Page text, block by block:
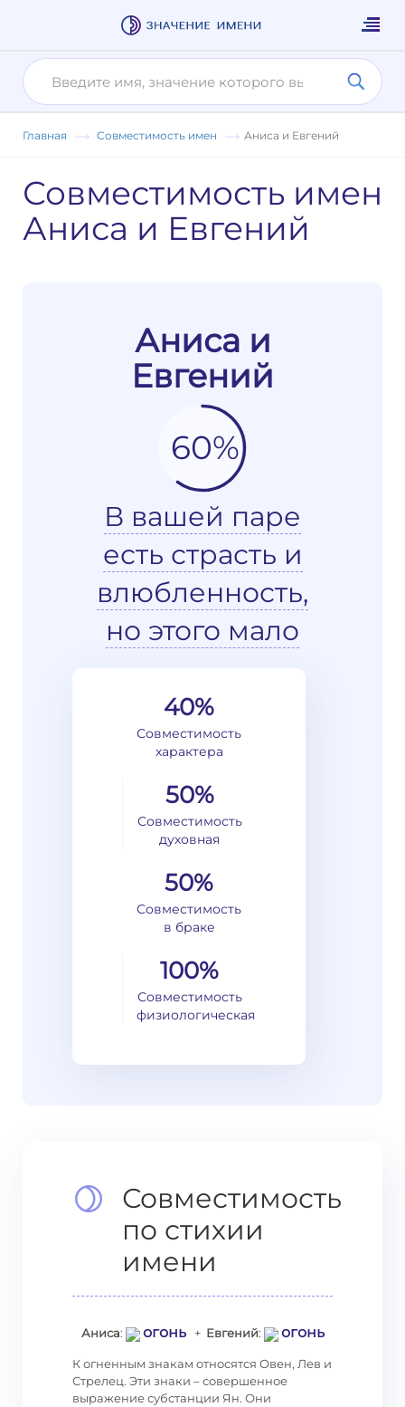
Главная Совместимость имен Аниса и Евгений
Совместимость имен
Аниса и Евгений
Аниса и
Евгений
60%
В вашей паре
есть страсть и
влюбленность,
но этого мало
40%
Совместимость
характера
50%
Совместимость
духовная
50%
Совместимость
в браке
100%
Совместимость
физиологическая
Совместимость
по стихии
имени
Аниса: огонь+ Евгений: огонь
К огненным знакам относятся Овен, Лев и
Стрелец. Эти знаки – совершенное
выражение субстанции Ян. Они